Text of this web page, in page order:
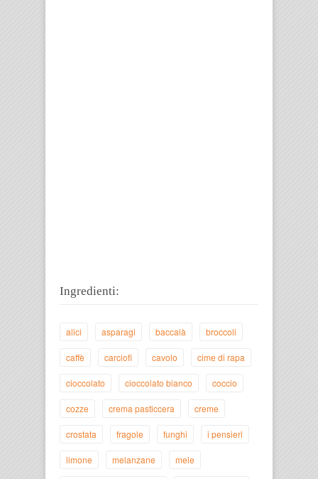
Ingredienti:
alici asparagi baccalà broccoli
caffè carciofi cavolo cime di rapa
cioccolato cioccolato bianco coccio
cozze crema pasticcera creme
crostata fragole funghi i pensieri
limone melanzane mele